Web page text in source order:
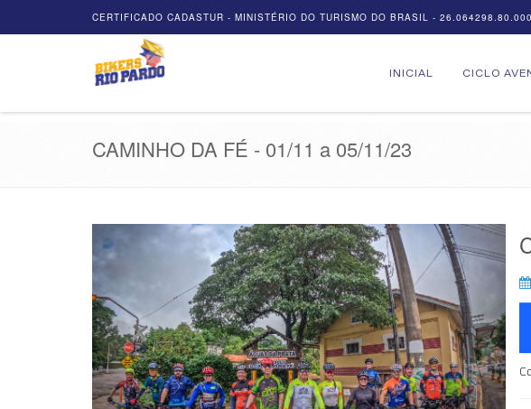
CERTIFICADO CADASTUR - MINISTÉRIO DO TURISMO DO BRASIL -
INICIAL CICLO
CAMINHO DA FÉ - 01/11 a 05/11/23